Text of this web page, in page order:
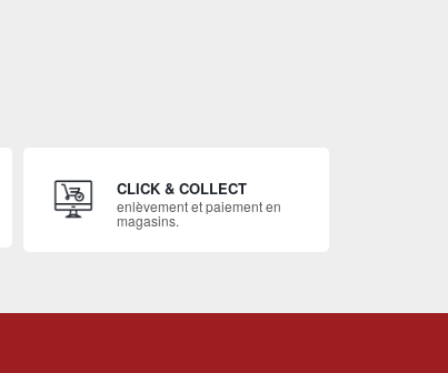
CLICK & COLLECT
enlèvement et paiement en
magasins.